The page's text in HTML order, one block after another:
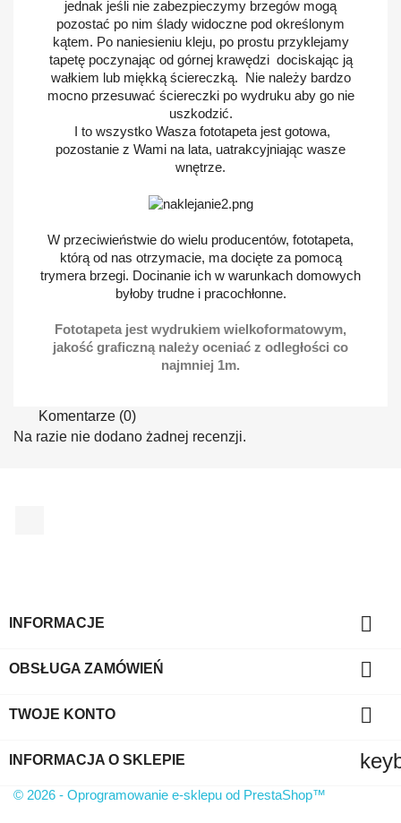
jednak jeśli nie zabezpieczymy brzegów mogą
pozostać po nim ślady widoczne pod określonym
kątem. Po naniesieniu kleju, po prostu przyklejamy
tapetę poczynając od górnej krawędzi dociskając ją
wałkiem lub miękką ściereczką. Nie należy bardzo
mocno przesuwać ściereczki po wydruku aby go nie
uszkodzić.
I to wszystko Wasza fototapeta jest gotowa,
pozostanie z Wami na lata, uatrakcyjniając wasze
wnętrze.
W przeciwieństwie do wielu producentów, fototapeta,
którą od nas otrzymacie, ma docięte za pomocą
trymera brzegi. Docinanie ich w warunkach domowych
byłoby trudne i pracochłonne.
Fototapeta jest wydrukiem wielkoformatowym,
jakość graficzną należy oceniać z odległości co
najmniej 1m.
Komentarze (0)
Na razie nie dodano żadnej recenzji.
INFORMACJE 
OBSŁUGA ZAMÓWIEŃ 
TWOJE KONTO 
INFORMACJA O SKLEPIE
© 2026 - Oprogramowanie e-sklepu od PrestaShop™